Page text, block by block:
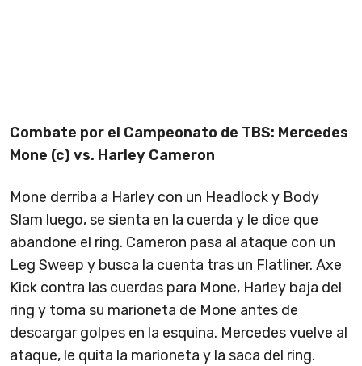
Combate por el Campeonato de TBS: Mercedes
Mone (c) vs. Harley Cameron
Mone derriba a Harley con un Headlock y Body
Slam luego, se sienta en la cuerda y le dice que
abandone el ring. Cameron pasa al ataque con un
Leg Sweep y busca la cuenta tras un Flatliner. Axe
Kick contra las cuerdas para Mone, Harley baja del
ring y toma su marioneta de Mone antes de
descargar golpes en la esquina. Mercedes vuelve al
ataque, le quita la marioneta y la saca del ring.